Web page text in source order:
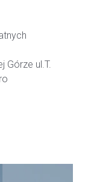
Górze ul.T.